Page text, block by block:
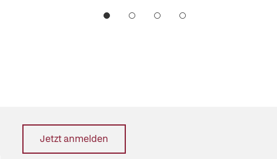
Jetzt anmelden